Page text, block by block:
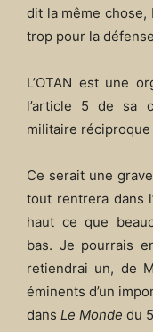
dit la même
trop pour la
L’OTAN est une
l’article 5 de sa
militaire réciproque
Ce serait une
tout rentrera dans
haut ce que
bas. Je pourrais
retiendrai un, de
éminents d’un
dans Le Monde du